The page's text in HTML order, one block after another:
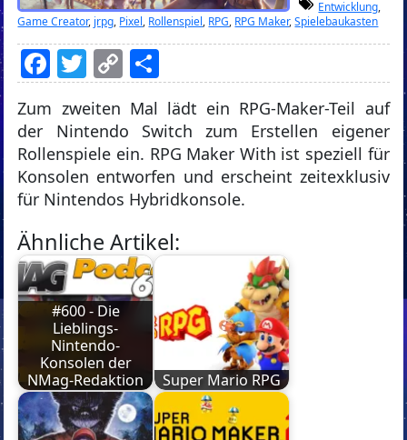
Entwicklung,
Game Creator, jrpg, Pixel, Rollenspiel, RPG, RPG Maker,Spielebaukasten
Facebook
Twitter
Copy
Link
Zum zweiten Mal lädt ein RPG-Maker-Teil auf
der Nintendo Switch zum Erstellen eigener
Rollenspiele ein. RPG Maker With ist speziell für
Konsolen entworfen und erscheint zeitexklusiv
für Nintendos Hybridkonsole.
Ähnliche Artikel:
#600 - Die
Lieblings-
Nintendo-
Konsolen der
NMag-Redaktion
Super Mario RPG